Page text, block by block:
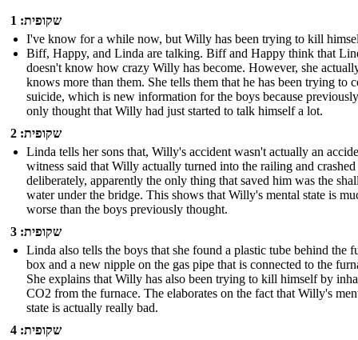
שקופית: 1
I've know for a while now, but Willy has been trying to kill
Biff, Happy, and Linda are talking. Biff and Happy think that
doesn't know how crazy Willy has become. However, she
knows more than them. She tells them that he has been trying to
suicide, which is new information for the boys because
only thought that Willy had just started to talk himself a lot.
שקופית: 2
Linda tells her sons that, Willy's accident wasn't actually an
witness said that Willy actually turned into the railing and crashed
deliberately, apparently the only thing that saved him was the
water under the bridge. This shows that Willy's mental state is
worse than the boys previously thought.
שקופית: 3
Linda also tells the boys that she found a plastic tube behind the
box and a new nipple on the gas pipe that is connected to the
She explains that Willy has also been trying to kill himself by
CO2 from the furnace. The elaborates on the fact that Willy's
state is actually really bad.
שקופית: 4